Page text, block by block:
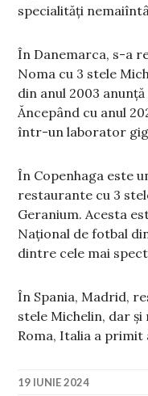
specialități
În Danemarca, s-a
Noma cu 3 stele
din anul 2003
Ăncepând cu anul
într-un laborator
În Copenhaga este
restaurante cu 3
Geranium. Acesta
Național de fotbal
dintre cele mai
În Spania, Madrid,
stele Michelin, dar
Roma, Italia a primit
19 IUNIE 2024